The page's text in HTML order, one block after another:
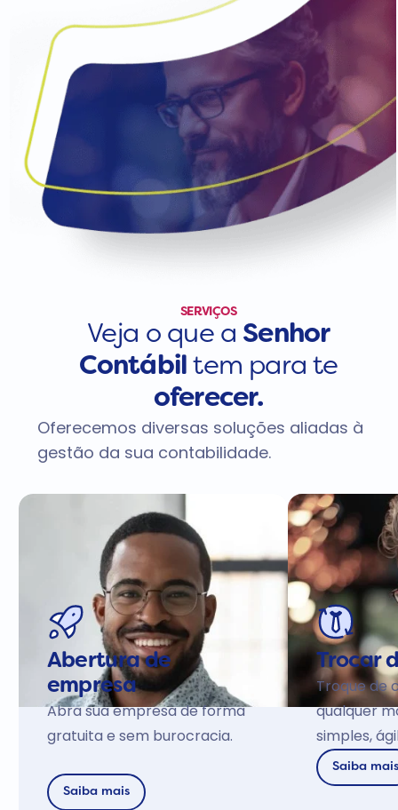
SERVIÇOS
Veja o que a Senhor
Contábil tem para te
oferecer.
Oferecemos diversas soluções aliadas à
gestão da sua contabilidade.
Abertura de
empresa
Abra sua empresa de forma
gratuita e sem burocracia.
Saiba mais
Trocar
Troque de
qualquer
simples,
Saiba